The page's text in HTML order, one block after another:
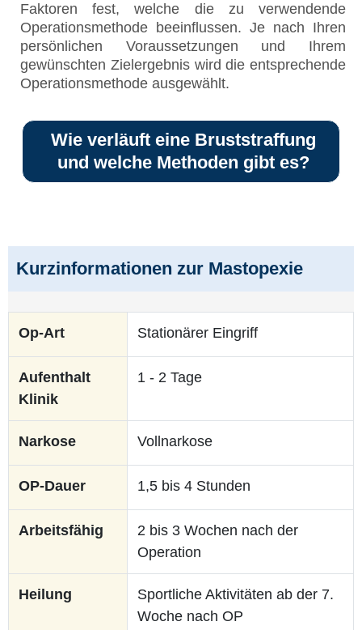
Faktoren fest, welche die zu verwendende
Operationsmethode beeinflussen. Je nach Ihren
persönlichen Voraussetzungen und Ihrem
gewünschten Zielergebnis wird die entsprechende
Operationsmethode ausgewählt.
Wie verläuft eine Bruststraffung
und welche Methoden gibt es?
Kurzinformationen zur Mastopexie
Op-Art Stationärer Eingriff
Aufenthalt
Klinik
1 - 2 Tage
Narkose Vollnarkose
OP-Dauer 1,5 bis 4 Stunden
Arbeitsfähig
2 bis 3 Wochen nach der
Operation
Heilung
Sportliche Aktivitäten ab der 7.
Woche nach OP